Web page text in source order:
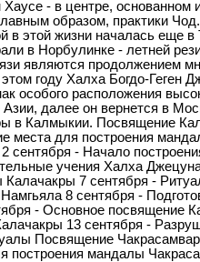
- в центре, основанном
образом, практики
этой жизни началась еще в
в Норбулинке - летней
являются продолжением
году Халха Богдо-Геген
особого расположения
далее он вернется в
в Калмыкии. Посвящение
места для построения
сентября - Начало
учения Халха
Калачакры 7 сентября -
8 сентября -
- Основное посвящение
13 сентября -
Посвящение
построения мандалы